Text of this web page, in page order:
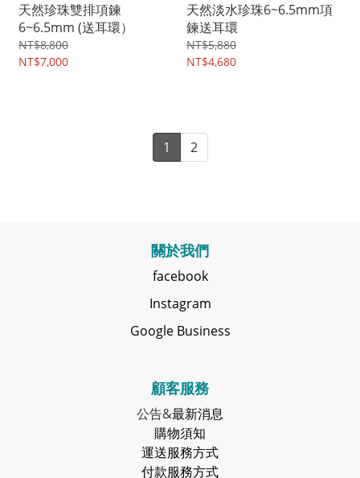
天然珍珠雙排項鍊
6~6.5mm (送耳環）
NT$8,800
NT$7,000
天然淡水珍珠6~6.5mm項
鍊送耳環
NT$5,880
NT$4,680
1 2
關於我們
facebook
Instagram
Google Business
顧客服務
公告&最新消息
購物須知
運送服務方式
付款服務方式